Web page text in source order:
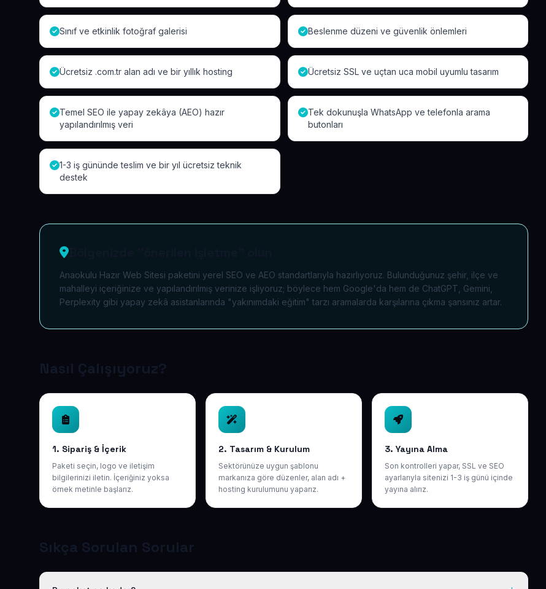
Sınıf ve etkinlik fotoğraf galerisi Beslenme düzeni ve güvenlik önlemleri
Ücretsiz .com.tr alan adı ve bir yıllık hosting Ücretsiz SSL ve uçtan uca mobil uyumlu tasarım
Temel SEO ile yapay zekâya (AEO) hazır
yapılandırılmış veri
Tek dokunuşla WhatsApp ve telefonla arama
butonları
1-3 iş gününde teslim ve bir yıl ücretsiz teknik
destek
Anaokulu Hazır Web Sitesi paketini yerel SEO ve AEO standartlarıyla hazırlıyoruz. Bulunduğunuz şehir, ilçe ve
mahalleyi içeriğinize ve yapılandırılmış verinize işliyoruz; böylece hem Google'da hem de ChatGPT, Gemini,
Perplexity gibi yapay zekâ asistanlarında "yakınımdaki eğitim" tarzı aramalarda karşılarına çıkma şansınız artar.
Nasıl Çalışıyoruz?
1. Sipariş & İçerik
Paketi seçin, logo ve iletişim
bilgilerinizi iletin. İçeriğiniz yoksa
örnek metinle başlarız.
2. Tasarım & Kurulum
Sektörünüze uygun şablonu
markanıza göre düzenler, alan adı +
hosting kurulumunu yaparız.
3. Yayına Alma
Son kontrolleri yapar, SSL ve SEO
ayarlarıyla sitenizi 1-3 iş günü içinde
yayına alırız.
Sıkça Sorulan Sorular